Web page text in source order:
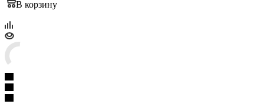
В корзину